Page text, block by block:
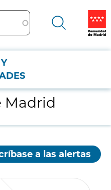
Madrid
a las alertas